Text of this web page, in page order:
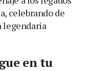
celebrando de
legendaria
en tu